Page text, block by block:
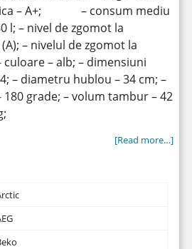
– A+; – consum mediu
l; – nivel de zgomot la
– nivelul de zgomot la
culoare – alb; – dimensiuni
– diametru hublou – 34 cm; –
grade; – volum tambur – 42
[Read more…]